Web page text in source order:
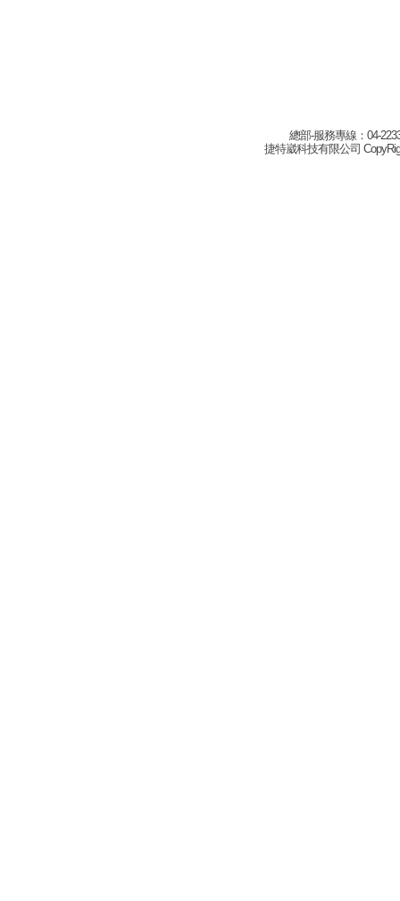
總部-服務專線：04-
捷特崴科技有限公司